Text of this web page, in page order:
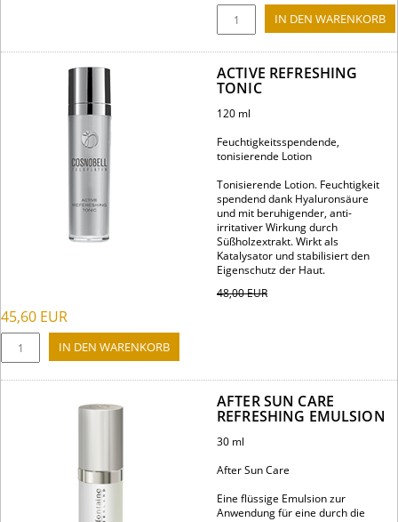
ACTIVE REFRESHING
TONIC
120 ml
Feuchtigkeitsspendende,
tonisierende Lotion
Tonisierende Lotion. Feuchtigkeit
spendend dank Hyaluronsäure
und mit beruhigender, anti-
irritativer Wirkung durch
Süßholzextrakt. Wirkt als
Katalysator und stabilisiert den
Eigenschutz der Haut.
48,00EUR
45,60 EUR
AFTER SUN CARE
REFRESHING EMULSION
30 ml
After Sun Care
Eine flüssige Emulsion zur
Anwendung für eine durch die